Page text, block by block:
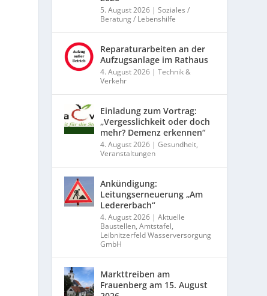
5. August 2026 |Soziales /
Beratung / Lebenshilfe
Reparaturarbeiten an der
Aufzugsanlage im Rathaus
4. August 2026 |Technik &
Verkehr
Einladung zum Vortrag:
„Vergesslichkeit oder doch
mehr? Demenz erkennen“
4. August 2026 |Gesundheit,
Veranstaltungen
Ankündigung:
Leitungserneuerung „Am
Ledererbach“
4. August 2026 |Aktuelle
Baustellen,Amtstafel,
Leibnitzerfeld Wasserversorgung
GmbH
Markttreiben am
Frauenberg am 15. August